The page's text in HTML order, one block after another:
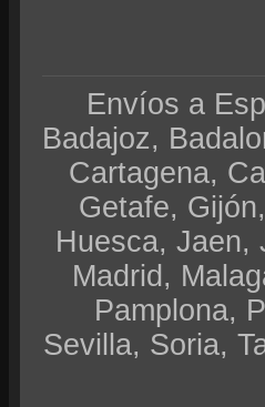
Envíos a
Badajoz,
Cartagena,
Getafe,
Huesca, Jaen,
Madrid,
Pamplona,
Sevilla, Soria,